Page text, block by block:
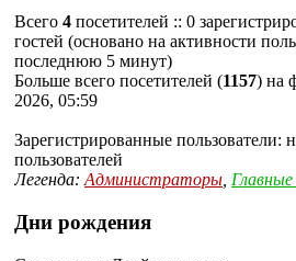
Всего 4 посетителей :: 0
гостей (основано на активности
последнюю 5 минут)
Больше всего посетителей (1157) на
2026, 05:59
Зарегистрированные пользователи:
пользователей
Легенда:Администраторы,
Дни рождения